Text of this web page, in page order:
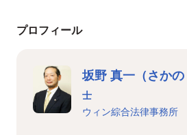
プロフィール
坂野 真一（さかの
士
ウィン綜合法律事務所